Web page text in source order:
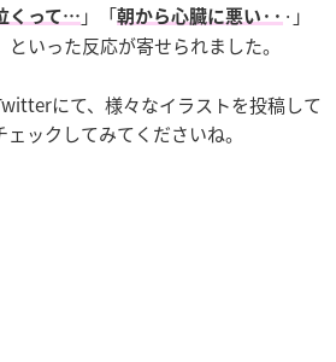
くって… 」「朝から心臓に悪い·· ·」
といった反応が寄せられました。
にて、様々なイラストを投稿して
ックしてみてくださいね。